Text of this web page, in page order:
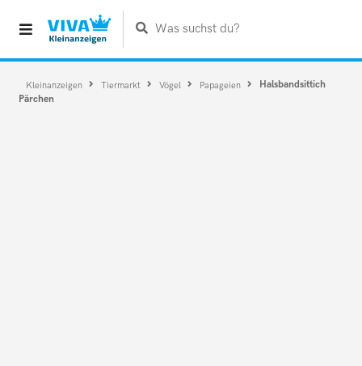
Was suchst du?
Kleinanzeigen Tiermarkt Vögel Papageien
Halsbandsittich
Pärchen